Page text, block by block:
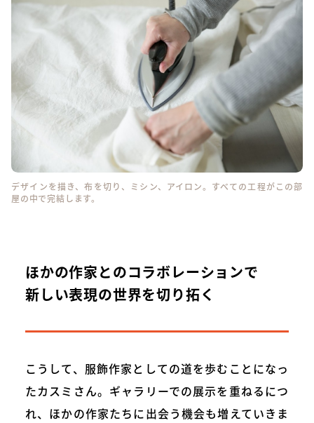
デザインを描き、布を切り、ミシン、アイロン。すべての工程がこの部
屋の中で完結します。
ほかの作家とのコラボレーションで
新しい表現の世界を切り拓く
こうして、服飾作家としての道を歩むことになっ
たカスミさん。ギャラリーでの展示を重ねるにつ
れ、ほかの作家たちに出会う機会も増えていきま